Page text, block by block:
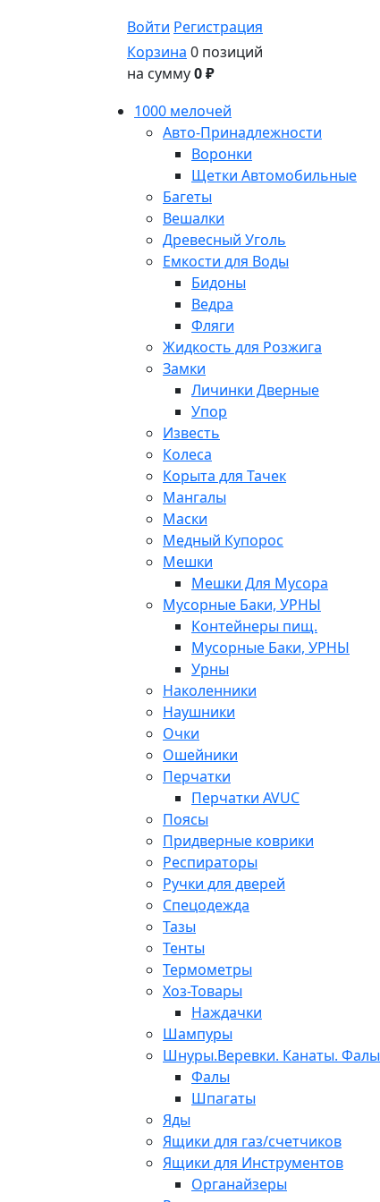
Войти Регистрация
Корзина 0 позиций
на сумму0 ₽
1000 мелочей
Авто-Принадлежности
Воронки
Щетки Автомобильные
Багеты
Вешалки
Древесный Уголь
Емкости для Воды
Бидоны
Ведра
Фляги
Жидкость для Розжига
Замки
Личинки Дверные
Упор
Известь
Колеса
Корыта для Тачек
Мангалы
Маски
Медный Купорос
Мешки
Мешки Для Мусора
Мусорные Баки, УРНЫ
Контейнеры пищ.
Мусорные Баки, УРНЫ
Урны
Наколенники
Наушники
Очки
Ошейники
Перчатки
Перчатки AVUC
Поясы
Придверные коврики
Респираторы
Ручки для дверей
Спецодежда
Тазы
Тенты
Термометры
Хоз-Товары
Наждачки
Шампуры
Шнуры.Веревки. Канаты. Фалы
Фалы
Шпагаты
Яды
Ящики для газ/счетчиков
Ящики для Инструментов
Органайзеры